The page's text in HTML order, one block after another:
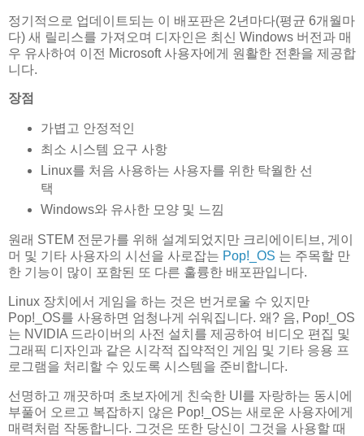
정기적으로 업데이트되는 이 배포판은 2년마다(평균 6개월마
다) 새 릴리스를 가져오며 디자인은 최신 Windows 버전과 매
우 유사하여 이전 Microsoft 사용자에게 원활한 전환을 제공합
니다.
장점
가볍고 안정적인
최소 시스템 요구 사항
Linux를 처음 사용하는 사용자를 위한 탁월한 선
택
Windows와 유사한 모양 및 느낌
원래 STEM 전문가를 위해 설계되었지만 크리에이티브, 게이
머 및 기타 사용자의 시선을 사로잡는 Pop!_OS 는 주목할 만
한 기능이 많이 포함된 또 다른 훌륭한 배포판입니다.
Linux 장치에서 게임을 하는 것은 번거로울 수 있지만
Pop!_OS를 사용하면 엄청나게 쉬워집니다. 왜? 음, Pop!_OS
는 NVIDIA 드라이버의 사전 설치를 제공하여 비디오 편집 및
그래픽 디자인과 같은 시각적 집약적인 게임 및 기타 응용 프
로그램을 처리할 수 있도록 시스템을 준비합니다.
선명하고 깨끗하며 초보자에게 친숙한 UI를 자랑하는 동시에
부풀어 오르고 복잡하지 않은 Pop!_OS는 새로운 사용자에게
매력처럼 작동합니다. 그것은 또한 당신이 그것을 사용할 때